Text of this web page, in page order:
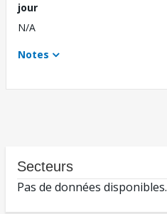
jour
N/A
Notes
Secteurs
Pas de données disponibles.